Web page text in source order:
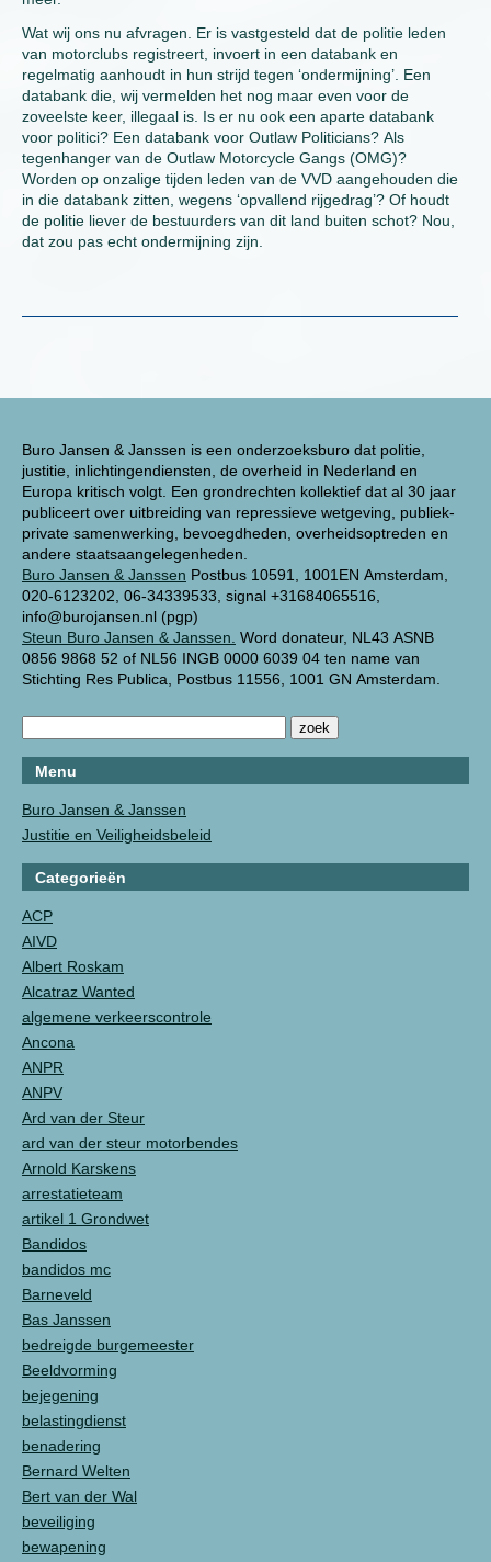
Buro Jansen & Janssen is een onderzoeksburo dat politie,
justitie, inlichtingendiensten, de overheid in Nederland en
Europa kritisch volgt. Een grondrechten kollektief dat al 30 jaar
publiceert over uitbreiding van repressieve wetgeving, publiek-
private samenwerking, bevoegdheden, overheidsoptreden en
andere staatsaangelegenheden.
Buro Jansen & Janssen Postbus 10591, 1001EN Amsterdam,
020-6123202, 06-34339533, signal +31684065516,
info@burojansen.nl (pgp)
Steun Buro Jansen & Janssen. Word donateur, NL43 ASNB
0856 9868 52 of NL56 INGB 0000 6039 04 ten name van
Stichting Res Publica, Postbus 11556, 1001 GN Amsterdam.
Menu
Buro Jansen & Janssen
Justitie en Veiligheidsbeleid
Categorieën
ACP
AIVD
Albert Roskam
Alcatraz Wanted
algemene verkeerscontrole
Ancona
ANPR
ANPV
Ard van der Steur
ard van der steur motorbendes
Arnold Karskens
arrestatieteam
artikel 1 Grondwet
Bandidos
bandidos mc
Barneveld
Bas Janssen
bedreigde burgemeester
Beeldvorming
bejegening
belastingdienst
benadering
Bernard Welten
Bert van der Wal
beveiliging
bewapening
Wat wij ons nu afvragen. Er is vastgesteld dat de politie leden
van motorclubs registreert, invoert in een databank en
regelmatig aanhoudt in hun strijd tegen ‘ondermijning’. Een
databank die, wij vermelden het nog maar even voor de
zoveelste keer, illegaal is. Is er nu ook een aparte databank
voor politici? Een databank voor Outlaw Politicians? Als
tegenhanger van de Outlaw Motorcycle Gangs (OMG)?
Worden op onzalige tijden leden van de VVD aangehouden die
in die databank zitten, wegens ‘opvallend rijgedrag’? Of houdt
de politie liever de bestuurders van dit land buiten schot? Nou,
dat zou pas echt ondermijning zijn.